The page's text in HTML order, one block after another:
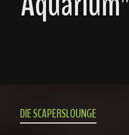
DIE SCAPERSLOUNGE